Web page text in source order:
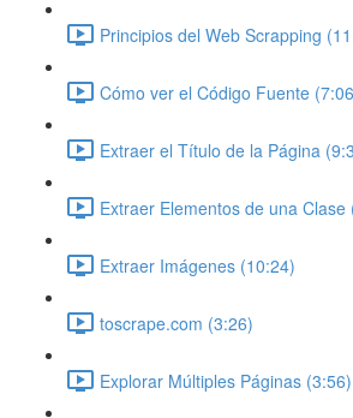
Principios del Web Scrapping
Cómo ver el Código Fuente
Extraer el Título de la Página
Extraer Elementos de una Clase
Extraer Imágenes (10:24)
toscrape.com (3:26)
Explorar Múltiples Páginas (3:56)